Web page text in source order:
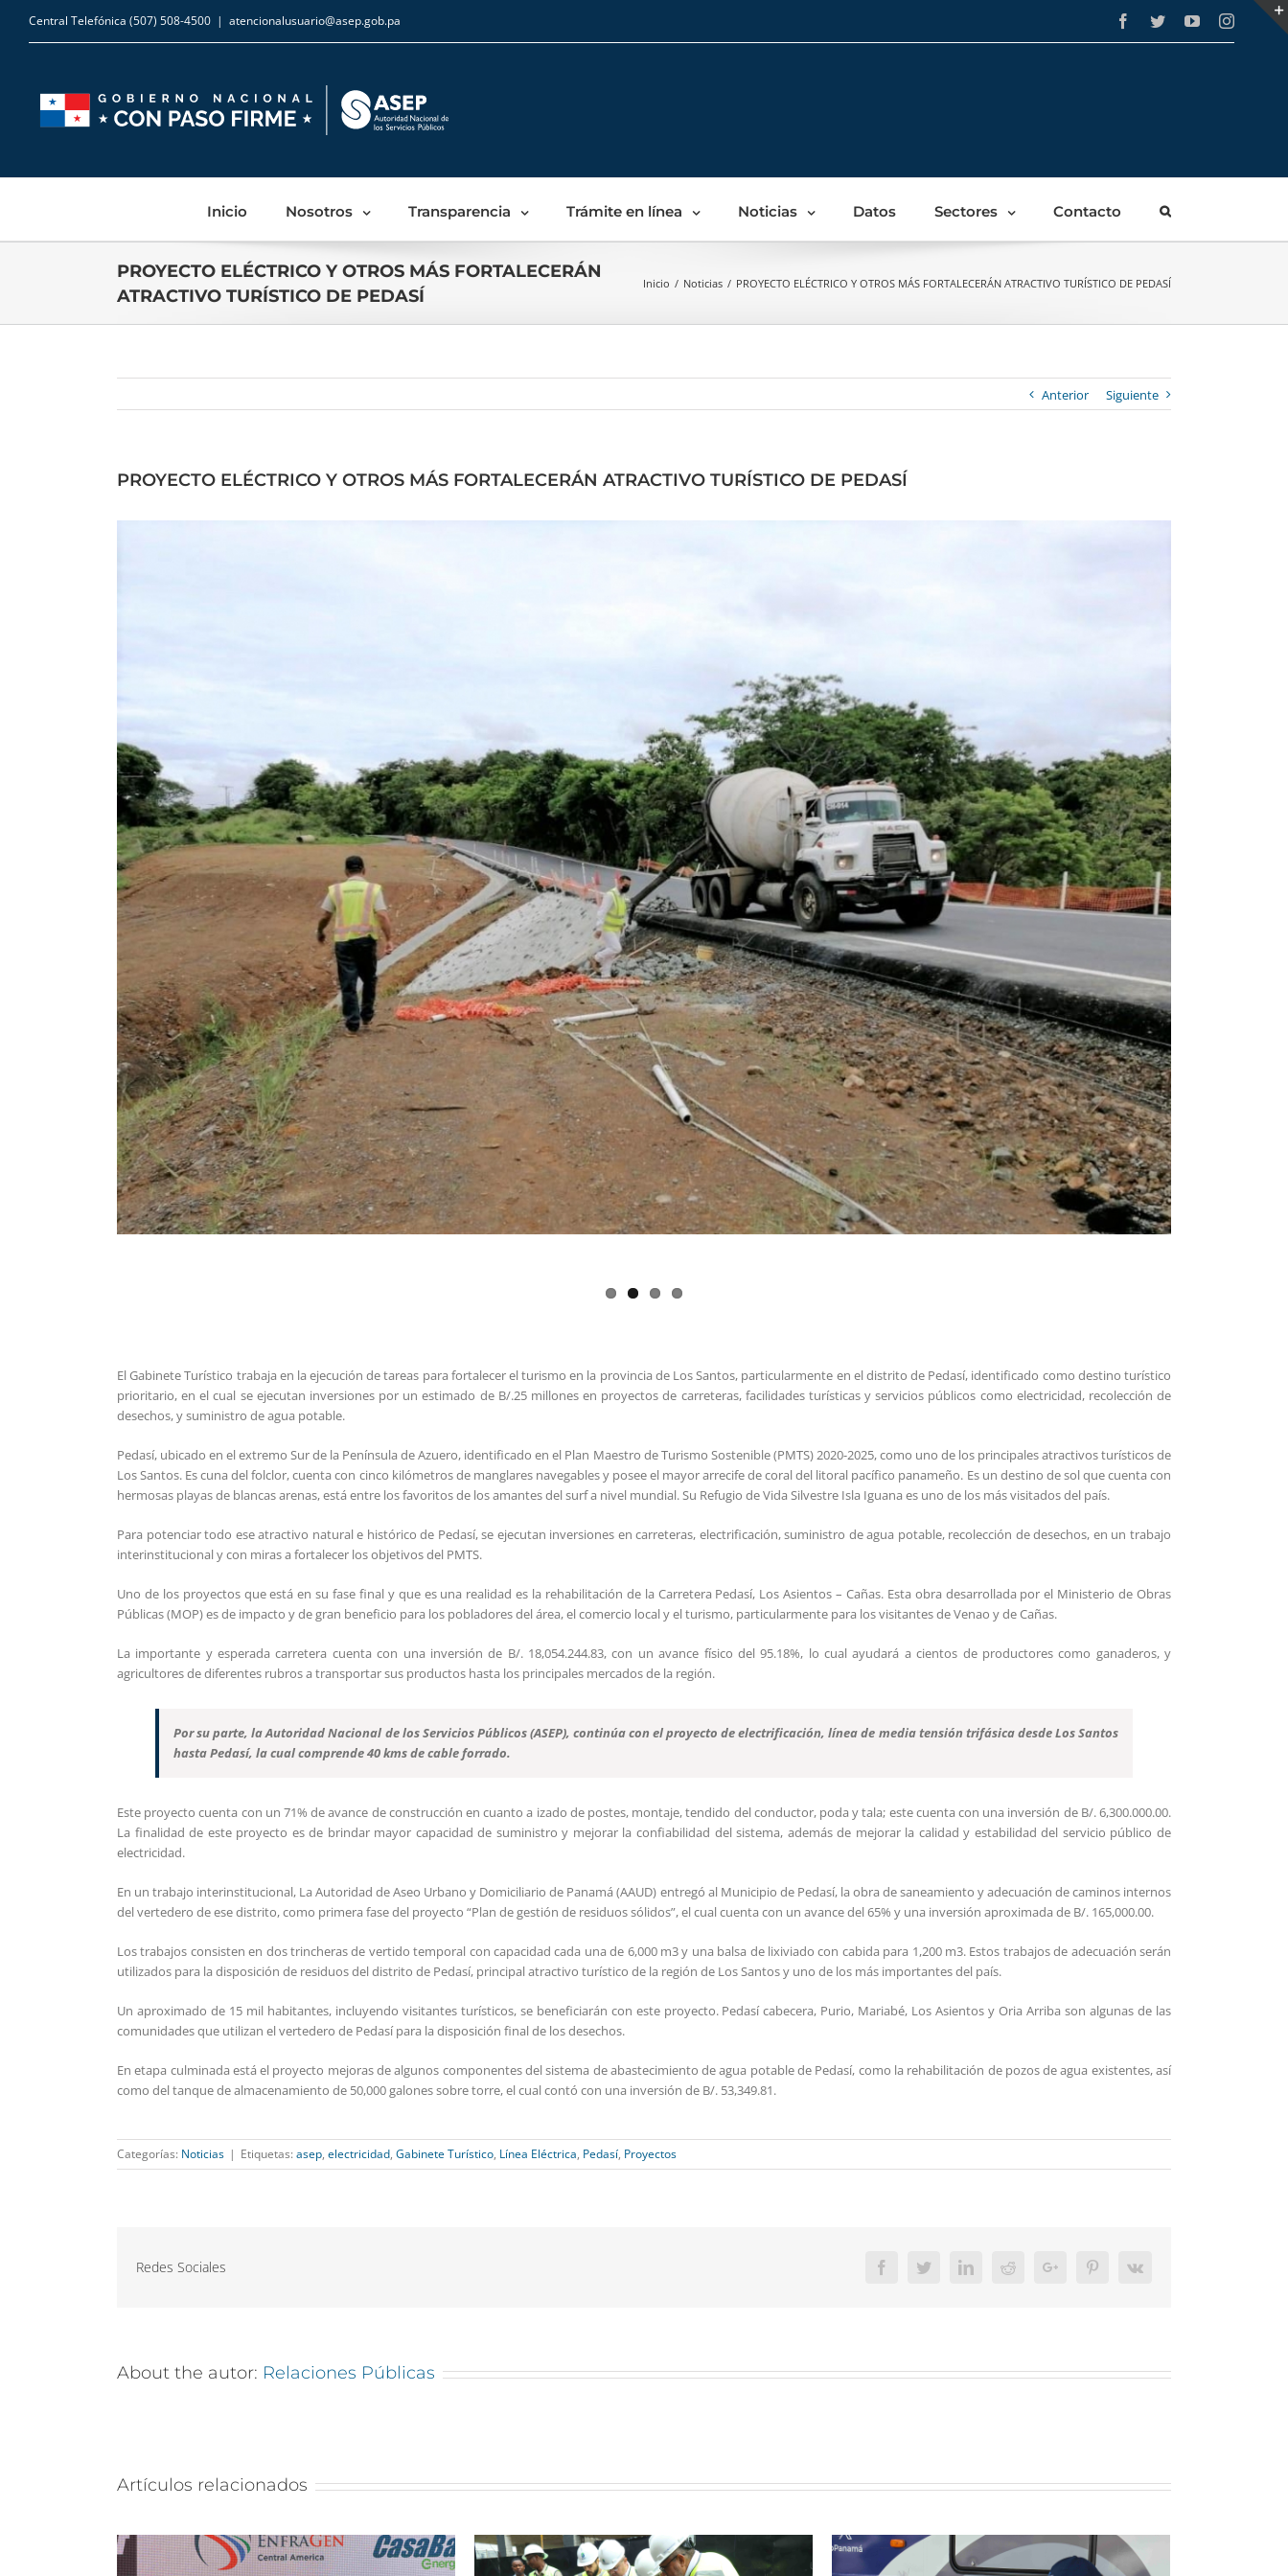
content
Central Telefónica (507) 508-4500 | atencionalusuario@asep.gob.pa Facebook
TwitterYouTube
Inicio Nosotros Transparencia Trámite en línea Noticias Datos Sectores Contacto
PROYECTO ELÉCTRICO Y OTROS MÁS FORTALECERÁN
ATRACTIVO TURÍSTICO DE PEDASÍ
Inicio / Noticias / PROYECTO ELÉCTRICO Y OTROS MÁS FORTALECERÁN ATRACTIVO TURÍSTICO DE PEDASÍ
Anterior Siguiente
PROYECTO ELÉCTRICO Y OTROS MÁS FORTALECERÁN ATRACTIVO TURÍSTICO DE PEDASÍ
El Gabinete Turístico trabaja en la ejecución de tareas para fortalecer el turismo en la provincia de Los Santos, particularmente en el distrito de Pedasí, identificado como destino turístico
prioritario, en el cual se ejecutan inversiones por un estimado de B/.25 millones en proyectos de carreteras, facilidades turísticas y servicios públicos como electricidad, recolección de
desechos, y suministro de agua potable.
Pedasí, ubicado en el extremo Sur de la Península de Azuero, identificado en el Plan Maestro de Turismo Sostenible (PMTS) 2020-2025, como uno de los principales atractivos turísticos de
Los Santos. Es cuna del folclor, cuenta con cinco kilómetros de manglares navegables y posee el mayor arrecife de coral del litoral pacífico panameño. Es un destino de sol que cuenta con
hermosas playas de blancas arenas, está entre los favoritos de los amantes del surf a nivel mundial. Su Refugio de Vida Silvestre Isla Iguana es uno de los más visitados del país.
Para potenciar todo ese atractivo natural e histórico de Pedasí, se ejecutan inversiones en carreteras, electrificación, suministro de agua potable, recolección de desechos, en un trabajo
interinstitucional y con miras a fortalecer los objetivos del PMTS.
Uno de los proyectos que está en su fase final y que es una realidad es la rehabilitación de la Carretera Pedasí, Los Asientos – Cañas. Esta obra desarrollada por el Ministerio de Obras
Públicas (MOP) es de impacto y de gran beneficio para los pobladores del área, el comercio local y el turismo, particularmente para los visitantes de Venao y de Cañas.
La importante y esperada carretera cuenta con una inversión de B/. 18,054.244.83, con un avance físico del 95.18%, lo cual ayudará a cientos de productores como ganaderos, y
agricultores de diferentes rubros a transportar sus productos hasta los principales mercados de la región.
Por su parte, la Autoridad Nacional de los Servicios Públicos (ASEP), continúa con el proyecto de electrificación, línea de media tensión trifásica desde Los Santos
hasta Pedasí, la cual comprende 40 kms de cable forrado.
Este proyecto cuenta con un 71% de avance de construcción en cuanto a izado de postes, montaje, tendido del conductor, poda y tala; este cuenta con una inversión de B/. 6,300.000.00.
La finalidad de este proyecto es de brindar mayor capacidad de suministro y mejorar la confiabilidad del sistema, además de mejorar la calidad y estabilidad del servicio público de
electricidad.
En un trabajo interinstitucional, La Autoridad de Aseo Urbano y Domiciliario de Panamá (AAUD) entregó al Municipio de Pedasí, la obra de saneamiento y adecuación de caminos internos
del vertedero de ese distrito, como primera fase del proyecto “Plan de gestión de residuos sólidos”, el cual cuenta con un avance del 65% y una inversión aproximada de B/. 165,000.00.
Los trabajos consisten en dos trincheras de vertido temporal con capacidad cada una de 6,000 m3 y una balsa de lixiviado con cabida para 1,200 m3. Estos trabajos de adecuación serán
utilizados para la disposición de residuos del distrito de Pedasí, principal atractivo turístico de la región de Los Santos y uno de los más importantes del país.
Un aproximado de 15 mil habitantes, incluyendo visitantes turísticos, se beneficiarán con este proyecto. Pedasí cabecera, Purio, Mariabé, Los Asientos y Oria Arriba son algunas de las
comunidades que utilizan el vertedero de Pedasí para la disposición final de los desechos.
En etapa culminada está el proyecto mejoras de algunos componentes del sistema de abastecimiento de agua potable de Pedasí, como la rehabilitación de pozos de agua existentes, así
como del tanque de almacenamiento de 50,000 galones sobre torre, el cual contó con una inversión de B/. 53,349.81.
Categorías: Noticias | Etiquetas: asep, electricidad, Gabinete Turístico, Línea Eléctrica, Pedasí, Proyectos
Redes Sociales FacebookTwitterLinkedInRedditGoogle+ PinterestVk
About the autor: Relaciones Públicas
Artículos relacionados